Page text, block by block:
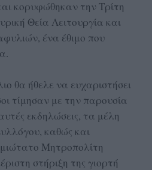
κορυφώθηκαν την Τρίτη
Θεία Λειτουργία και
ένα έθιμο που
θα ήθελε να ευχαριστήσει
τίμησαν με την παρουσία
εκδηλώσεις, τα μέλη
καθώς και
Μητροπολίτη
στήριξη της γιορτή